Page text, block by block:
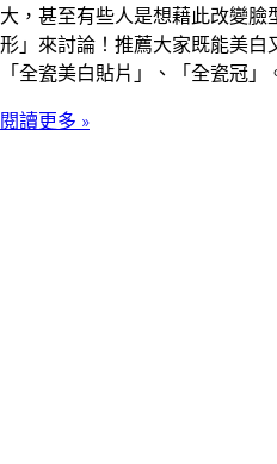
大，甚至有些人是想藉此改變
形」來討論！推薦大家既能美白
「全瓷美白貼片」、「全瓷冠」
閱讀更多 »